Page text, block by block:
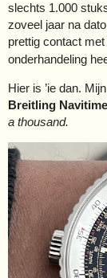
slechts 1.000
zoveel jaar na
prettig contact
onderhandeling
Hier is ’ie dan.
Breitling
a thousand.